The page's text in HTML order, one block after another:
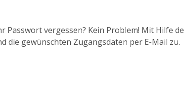
Passwort vergessen? Kein Problem! Mit Hilfe
die gewünschten Zugangsdaten per E-Mail zu.